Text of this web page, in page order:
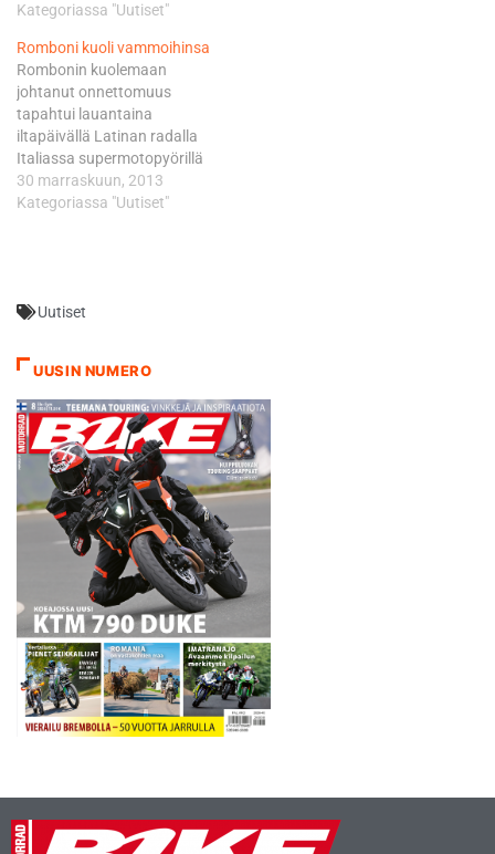
1.06.10,556. Aika syntyi
mukaisesti 58 kierroksen
puitteissa. Hermunen ajoi
kilpailun toiseksi nopeimman
kierrosajan 1.05,063.
Voittajapari sijoittui
lauantain aika-ajossa
neljänneksi. Silloin ajettiin
sadekelillä ja myös kisa eteni
Kategoriassa "Uutiset"
Romboni kuoli vammoihinsa
Rombonin kuolemaan
johtanut onnettomuus
tapahtui lauantaina
iltapäivällä Latinan radalla
Italiassa supermotopyörillä
ajettavan Marco Simoncellin
muistokilpailun
Rombonia, vaan osui tähän
Rombonin kuolemasta
ilmoitettiin noin neljä tuntia
onnettomuushetken jälkeen.
Rombonille annettiin
sydänhierontaa välittömästi
onnettomuuspaikalla.
Tajuton Romboni siirrettiin…
30 marraskuun, 2013
Kategoriassa "Uutiset"
Uutiset
UUSIN NUMERO